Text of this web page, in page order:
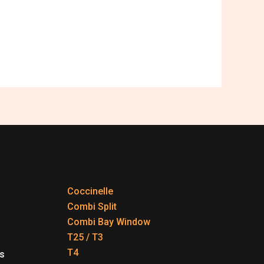
Coccinelle
Combi Split
Combi Bay Window
T25 / T3
T4